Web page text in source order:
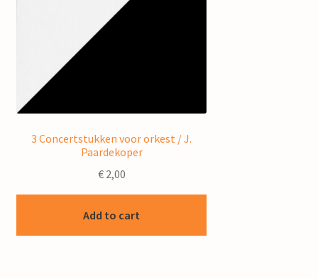
3 Concertstukken voor orkest / J.
Paardekoper
€2,00
Add to cart